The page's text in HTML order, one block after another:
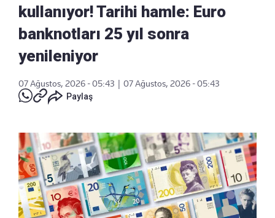
kullanıyor! Tarihi hamle: Euro
banknotları 25 yıl sonra
yenileniyor
07 Ağustos, 2026 - 05:43
07 Ağustos, 2026 - 05:43
Paylaş